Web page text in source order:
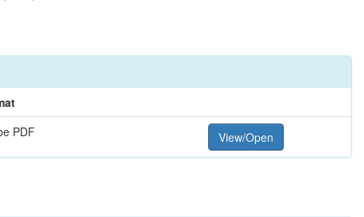
PDF View/Open